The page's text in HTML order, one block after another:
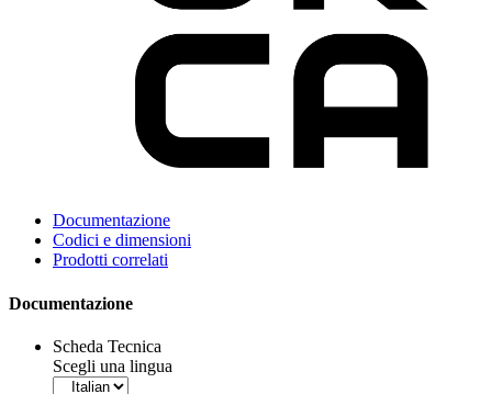
Documentazione
Codici e dimensioni
Prodotti correlati
Documentazione
Scheda Tecnica
Scegli una lingua